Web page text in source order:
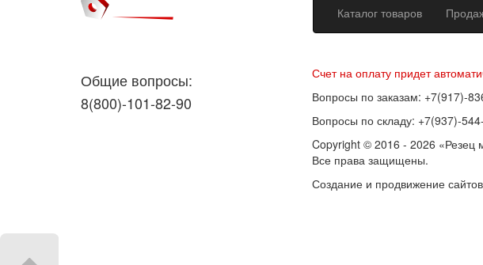
Каталог товаров
Общие вопросы:
8(800)-101-82-90
Счет на оплату придет
Вопросы по заказам: +7(917)-
Вопросы по складу: +7(937)-
Copyright © 2016 - 2026 «Резец
Все права защищены.
Создание и продвижение сайтов